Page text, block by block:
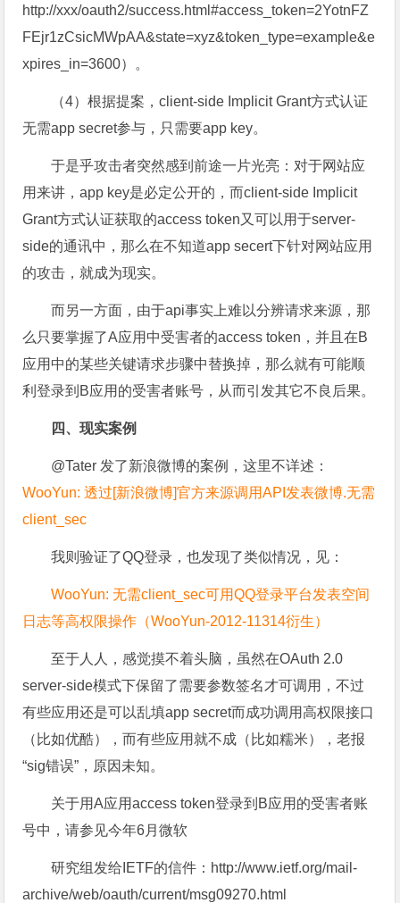
http://xxx/oauth2/success.html#access_token=2YotnFZ
FEjr1zCsicMWpAA&state=xyz&token_type=example&e
xpires_in=3600）。
（4）根据提案，client-side Implicit Grant方式认证
无需app secret参与，只需要app key。
于是乎攻击者突然感到前途一片光亮：对于网站应
用来讲，app key是必定公开的，而client-side Implicit
Grant方式认证获取的access token又可以用于server-
side的通讯中，那么在不知道app secert下针对网站应用
的攻击，就成为现实。
而另一方面，由于api事实上难以分辨请求来源，那
么只要掌握了A应用中受害者的access token，并且在B
应用中的某些关键请求步骤中替换掉，那么就有可能顺
利登录到B应用的受害者账号，从而引发其它不良后果。
四、现实案例
@Tater 发了新浪微博的案例，这里不详述：
WooYun: 透过[新浪微博]官方来源调用API发表微博.无需
client_sec
我则验证了QQ登录，也发现了类似情况，见：
WooYun: 无需client_sec可用QQ登录平台发表空间
日志等高权限操作（WooYun-2012-11314衍生）
至于人人，感觉摸不着头脑，虽然在OAuth 2.0
server-side模式下保留了需要参数签名才可调用，不过
有些应用还是可以乱填app secret而成功调用高权限接口
（比如优酷），而有些应用就不成（比如糯米），老报
“sig错误”，原因未知。
关于用A应用access token登录到B应用的受害者账
号中，请参见今年6月微软
研究组发给IETF的信件：http://www.ietf.org/mail-
archive/web/oauth/current/msg09270.html